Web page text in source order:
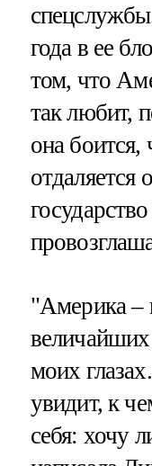
года в ее
том, что
так любит,
она боится,
отдаляется
"Америка –
величайших
моих
увидит, к
себя: хочу